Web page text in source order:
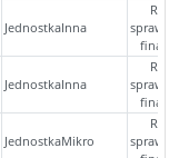
JednostkaInna
JednostkaInna
JednostkaMikro